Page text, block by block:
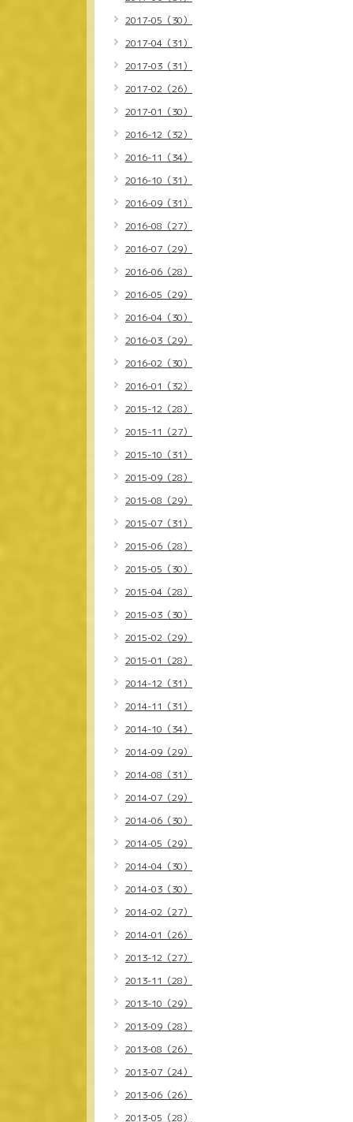
2017-05（30）
2017-04（31）
2017-03（31）
2017-02（26）
2017-01（30）
2016-12（32）
2016-11（34）
2016-10（31）
2016-09（31）
2016-08（27）
2016-07（29）
2016-06（28）
2016-05（29）
2016-04（30）
2016-03（29）
2016-02（30）
2016-01（32）
2015-12（28）
2015-11（27）
2015-10（31）
2015-09（28）
2015-08（29）
2015-07（31）
2015-06（28）
2015-05（30）
2015-04（28）
2015-03（30）
2015-02（29）
2015-01（28）
2014-12（31）
2014-11（31）
2014-10（34）
2014-09（29）
2014-08（31）
2014-07（29）
2014-06（30）
2014-05（29）
2014-04（30）
2014-03（30）
2014-02（27）
2014-01（26）
2013-12（27）
2013-11（28）
2013-10（29）
2013-09（28）
2013-08（26）
2013-07（24）
2013-06（26）
2013-05（28）